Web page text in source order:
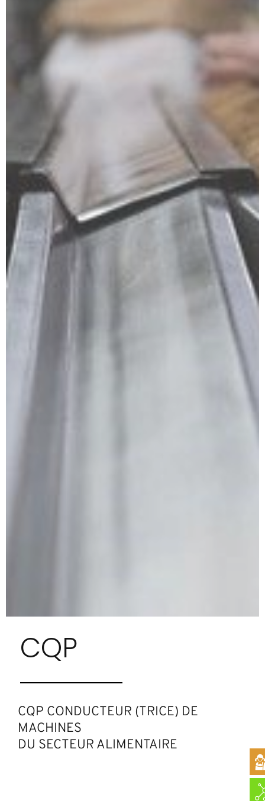
CQP
CQP CONDUCTEUR (TRICE) DE
MACHINES
DU SECTEUR ALIMENTAIRE